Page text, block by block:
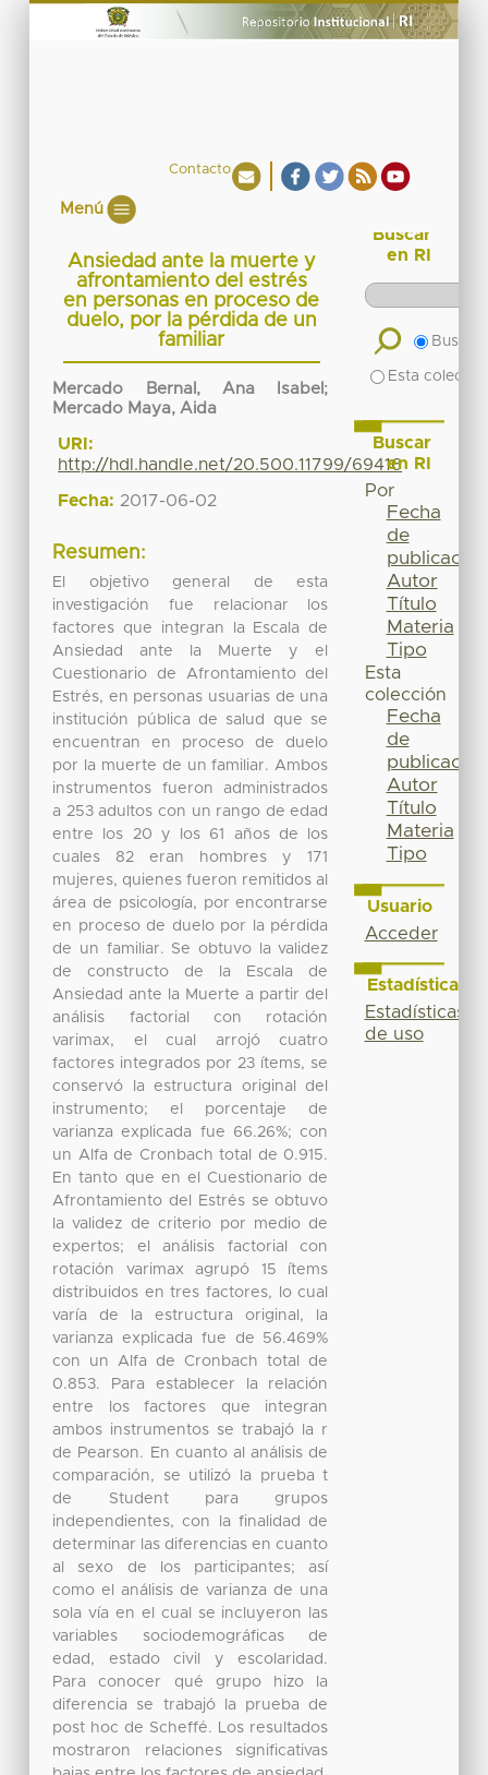
Contacto
Menú
Ansiedad ante la muerte y
afrontamiento del estrés
en personas en proceso de
duelo, por la pérdida de un
familiar
Mercado Bernal, Ana Isabel ;
Mercado Maya, Aida
URI:
http://hdl.handle.net/20.500.11799/69416
Fecha: 2017-06-02
Resumen:
El objetivo general de esta
investigación fue relacionar los
factores que integran la Escala de
Ansiedad ante la Muerte y el
Cuestionario de Afrontamiento del
Estrés, en personas usuarias de una
institución pública de salud que se
encuentran en proceso de duelo
por la muerte de un familiar. Ambos
instrumentos fueron administrados
a 253 adultos con un rango de edad
entre los 20 y los 61 años de los
cuales 82 eran hombres y 171
mujeres, quienes fueron remitidos al
área de psicología, por encontrarse
en proceso de duelo por la pérdida
de un familiar. Se obtuvo la validez
de constructo de la Escala de
Ansiedad ante la Muerte a partir del
análisis factorial con rotación
varimax, el cual arrojó cuatro
factores integrados por 23 ítems, se
conservó la estructura original del
instrumento; el porcentaje de
varianza explicada fue 66.26%; con
un Alfa de Cronbach total de 0.915.
En tanto que en el Cuestionario de
Afrontamiento del Estrés se obtuvo
la validez de criterio por medio de
expertos; el análisis factorial con
rotación varimax agrupó 15 ítems
distribuidos en tres factores, lo cual
varía de la estructura original, la
varianza explicada fue de 56.469%
con un Alfa de Cronbach total de
0.853. Para establecer la relación
entre los factores que integran
ambos instrumentos se trabajó la r
de Pearson. En cuanto al análisis de
comparación, se utilizó la prueba t
de Student para grupos
independientes, con la finalidad de
determinar las diferencias en cuanto
al sexo de los participantes; así
como el análisis de varianza de una
sola vía en el cual se incluyeron las
variables sociodemográficas de
edad, estado civil y escolaridad.
Para conocer qué grupo hizo la
diferencia se trabajó la prueba de
post hoc de Scheffé. Los resultados
mostraron relaciones significativas
Buscar
en RI
Buscar
Esta
Buscar
en RI
Por
Fecha
de
publicación
Autor
Título
Materia
Tipo
Esta
colección
Fecha
de
publicación
Autor
Título
Materia
Tipo
Usuario
Acceder
Estadísticas
Estadísticas
de uso